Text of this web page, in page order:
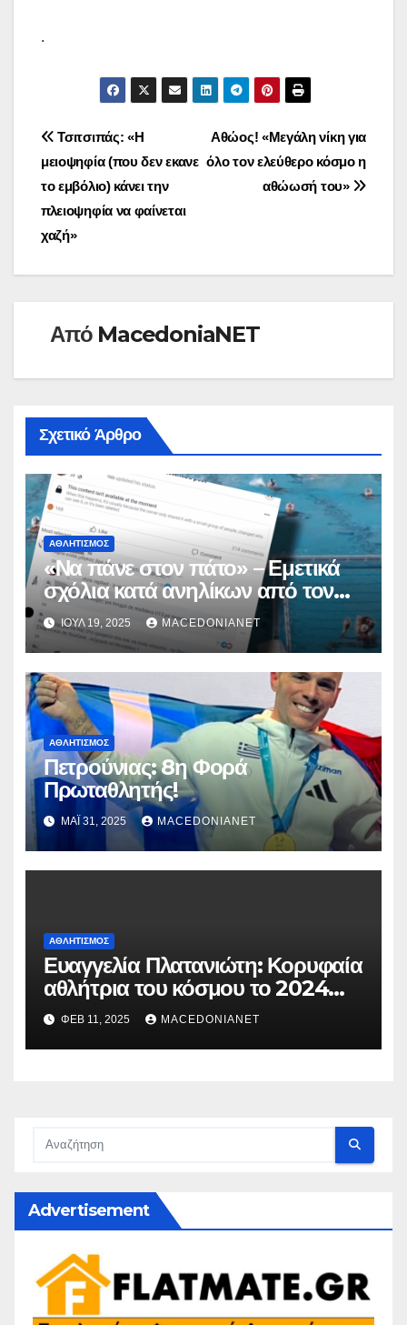
.
Πλοήγηση
άρθρων
Αθώος! «Μεγάλη νίκη για
όλο τον ελεύθερο κόσμο η
αθώωσή του»
Τσιτσιπάς: «Η
μειοψηφία (που δεν εκανε
το εμβόλιο) κάνει την
πλειοψηφία να φαίνεται
χαζή»
Από MacedoniaNET
Σχετικό Άρθρο
ΑΘΛΗΤΙΣΜΌΣ
«Να πάνε στον πάτο» – Εμετικά
σχόλια κατά ανηλίκων από τον
γενικό γραμματέα του Χιου
ΙΟΎΛ 19, 2025 MACEDONIANET
ΑΘΛΗΤΙΣΜΌΣ
Πετρούνιας: 8η Φορά
Πρωταθλητής!
ΜΆΙ 31, 2025 MACEDONIANET
ΑΘΛΗΤΙΣΜΌΣ
Ευαγγελία Πλατανιώτη: Κορυφαία
αθλήτρια του κόσμου το 2024
στην καλλιτεχνική κολύμβηση
ΦΕΒ 11, 2025 MACEDONIANET
Advertisement